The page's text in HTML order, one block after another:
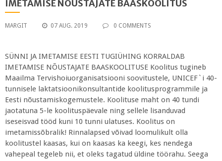
IMETAMISE NÕUSTAJATE BAASKOOLITUS
MARGIT 07 AUG. 2019 0 COMMENTS
SÜNNI JA IMETAMISE EESTI TUGIÜHING KORRALDAB
IMETAMISE NÕUSTAJATE BAASKOOLITUSE Koolitus tugineb
Maailma Tervishoiuorganisatsiooni soovitustele, UNICEF`i 40-
tunnisele laktatsioonikonsultantide koolitusprogrammile ja
Eesti nõustamiskogemustele. Koolituse maht on 40 tundi
jaotatuna 5-le koolituspäevale ning sellele lisanduvad
iseseisvad tööd kuni 10 tunni ulatuses. Koolitus on
imetamissõbralik! Rinnalapsed võivad loomulikult olla
koolitustel kaasas, kui on kaasas ka keegi, kes nendega
vahepeal tegeleb nii, et oleks tagatud üldine töörahu. Seega